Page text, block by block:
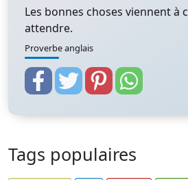
Les bonnes choses viennent à
attendre.
Proverbe anglais
Tags populaires